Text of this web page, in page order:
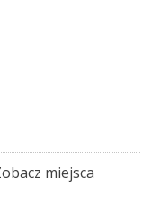
miejsca